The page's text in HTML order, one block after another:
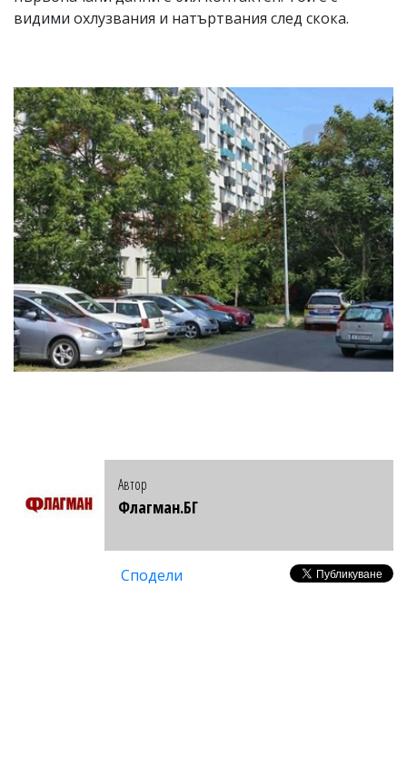
видими охлузвания и натъртвания след скока.
Автор
Флагман.БГ
Сподели